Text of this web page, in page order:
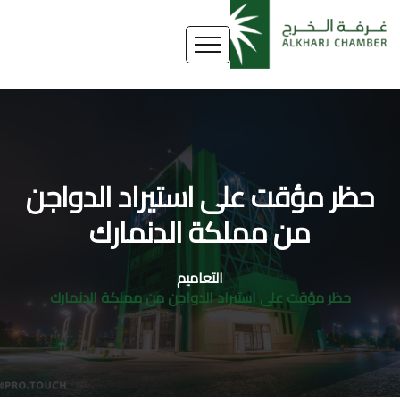
حظر مؤقت على استيراد الدواجن
من مملكة الدنمارك
التعاميم
حظر مؤقت على استيراد الدواجن من مملكة الدنمارك